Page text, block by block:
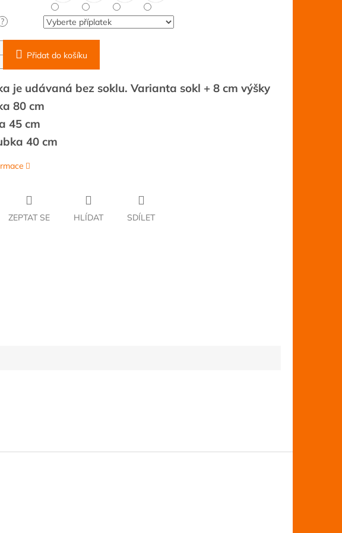
?
Přidat do košíku
je udávaná bez soklu. Varianta sokl + 8 cm výšky
80 cm
45 cm
40 cm
ZEPTAT SE HLÍDAT SDÍLET